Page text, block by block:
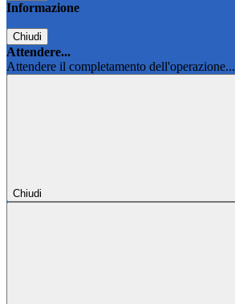
Informazione
Chiudi
Attendere...
Attendere il completamento dell'operazione...
Chiudi